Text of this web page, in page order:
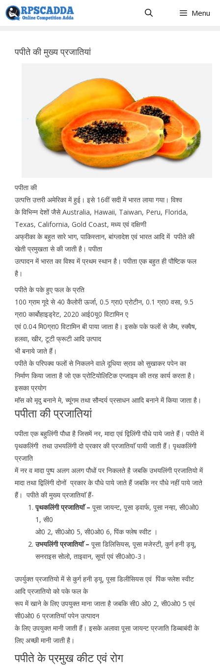
Skip
to
Menu
पपीते की मुख्य प्रजातियां
पपीता की
उत्पत्ति उत्तरी अमेरिका में हुई। इसे 16वीं सदी में भारत लाया गया। विश्व
के विभिन्न देशों जैसे Australia, Hawaii, Taiwan, Peru, Florida,
Texas, California, Gold Coast, मध्य एवं दक्षिणी
अफ्रीका के बहुत सारे भाग, पाकिस्तान, बांग्लादेश एवं भारत आदि में पपीते की
खेती प्रमुखता से की जाती है। पपीता
उत्पादन में भारत का विश्व में प्रथम स्थान है। पपीता एक बहुत ही पौष्टिक फल
है।
पपीते के पके हुए फल के प्रति
100 ग्राम गूदे से 40 कैलोरी ऊर्जा, 0.5 ग्रा0 प्रोटीन, 0.1 ग्रा0 वसा, 9.5
ग्रा0 कार्बोहाइड्रेट, 2020 आई0यू0 विटामिन ए
एवं 0.04 मि0ग्रा0 विटामिन बी पाया जाता है। इसके पके फलों से जैम, स्क्वैष,
हलवा, खीर, टूटी फ्रूटी आदि उत्पाद
भी बनाये जाते हैं।
पपीते के परिपक्व फलों से निकलने वाले दूधिया स्राव को सुखाकर पपेन का
निर्माण किया जाता है जो एक प्रोटियोलिटिक एन्जाइम की तरह कार्य करता है।
इसका प्रयोग
माॅस को मृदु बनाने मे, च्यूंगम तथा सौन्दर्य प्रसाधन आादि बनाने में किया जाता है।
पपीता की प्रजातियां
पपीता एक बहुलिंगी पौधा है जिसमें नर, मादा एवं द्विलिंगी पौधे पाये जाते हैं। पपीते में
पृथकलिंगी तथा उभयलिंगी दो प्रकार की प्रजातियाॅ पायी जाती हैं। पृथकलिंगी
प्रजाति
में नर व मादा पुष्प अलग अलग पौधों पर निकलते है जबकि उभयलिंगी प्रजातियो में
मादा तथा द्विलिंगी दोनों प्रकार के पौधे पाये जाते हैं जबकि नर पौधे नहीं पाये जाते
हैं। पपीते की मुख्य प्रजातियाॅ हैं-
पृथकलिंगी प्रजातियाॅ – पूसा जायन्ट, पूसा ड्वार्फ, पूसा नन्हा, सी0ओ0
1, सी0
ओ0 2, सी0ओ0 5, सी0ओ0 6, पिंक फ्लेष स्वीट ।
उभयलिंगी प्रजातियाॅ – पूसा डिलिसियस, पूसा मजेस्टी, कुर्ग हनी ड्यू,
सनराइस सोलो, ताइवान, सूर्या एवं सी0ओ0-3।
उपर्युक्त प्रजातियो में से कुर्ग हनी ड्यू, पूसा डिलीसियस एवं पिंक फ्लेश स्वीट
आदि प्रजातियो को पके फल के
रूप में खाने के लिए उपयुक्त माना जाता है जबकि सी0 ओ0 2, सी0ओ0 5 एवं
सी0ओ0 6 प्रजातियाॅ पपेन उत्पादन
के लिए उपयुक्त मानी जाती हैं। इसके अलावा पूसा जायन्ट प्रजाति डिब्बाबंदी के
लिए अच्छी मानी जाती है।
पपीते के प्रमुख कीट एवं रोग